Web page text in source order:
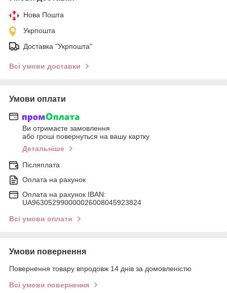
Нова Пошта
Укрпошта
Доставка "Укрпошта"
Всі умови доставки
Умови оплати
Ви отримаєте замовлення
або гроші повернуться на вашу картку
Детальніше
Післяплата
Оплата на рахунок
Оплата на рахунок IBAN:
UA963052990000026008045923824
Всі умови оплати
Умови повернення
Повернення товару впродовж 14 днів за домовленістю
Всі умови повернення